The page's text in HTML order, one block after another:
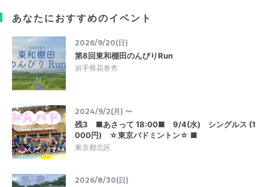
あなたにおすすめのイベント
2026/9/20(日)
第8回東和棚田のんびりRun
岩手県花巻市
2024/9/2(月) 〜
残3 ■あさって 18:00■ 9/4(水) シングルス (1
000円) ☆東京バドミントン☆ ■
東京都北区
2026/8/30(日)